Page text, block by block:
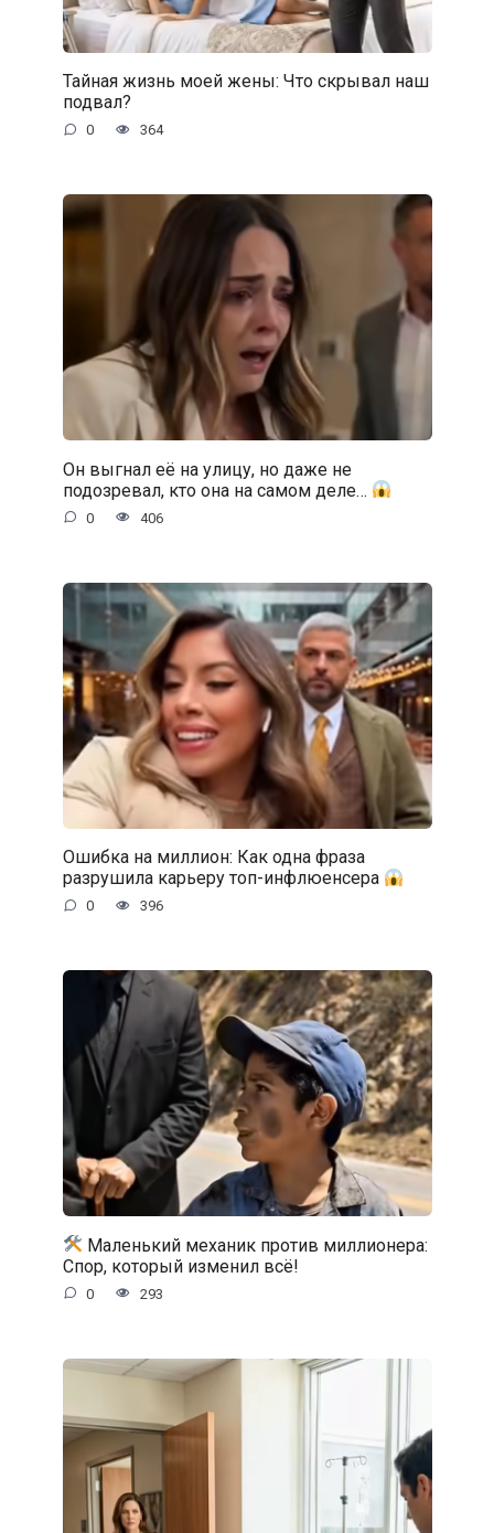
Тайная жизнь моей жены: Что скрывал наш
подвал?
0 364
Он выгнал её на улицу, но даже не
подозревал, кто она на самом деле…
0 406
Ошибка на миллион: Как одна фраза
разрушила карьеру топ-инфлюенсера
0 396
Маленький механик против миллионера:
Спор, который изменил всё!
0 293